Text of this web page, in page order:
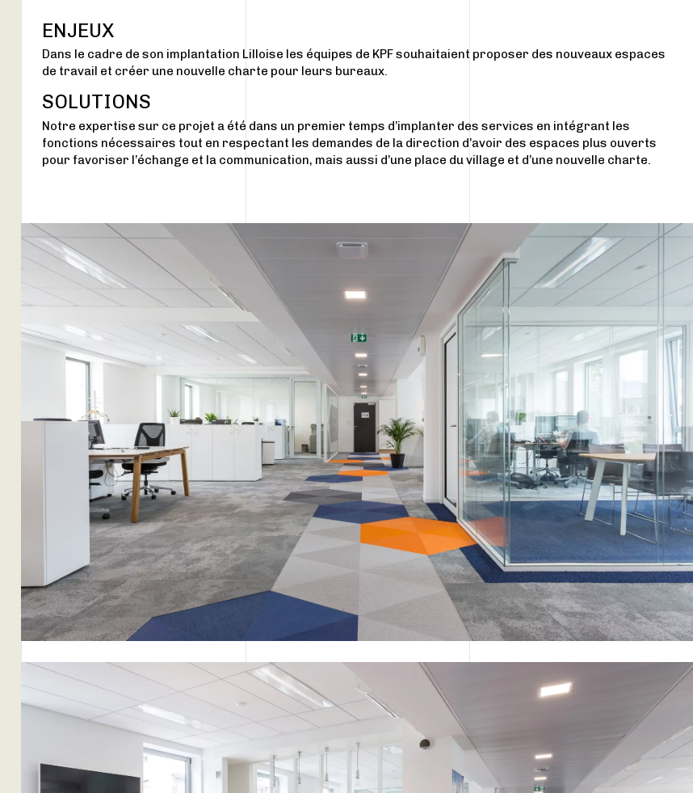
ENJEUX
Dans le cadre de son implantation Lilloise les équipes de KPF souhaitaient proposer des nouveaux espaces
de travail et créer une nouvelle charte pour leurs bureaux.
SOLUTIONS
Notre expertise sur ce projet a été dans un premier temps d’implanter des services en intégrant les
fonctions nécessaires tout en respectant les demandes de la direction d’avoir des espaces plus ouverts
pour favoriser l’échange et la communication, mais aussi d’une place du village et d’une nouvelle charte.